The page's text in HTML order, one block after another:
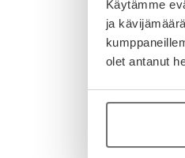
Käytämme
ja
olet antanut